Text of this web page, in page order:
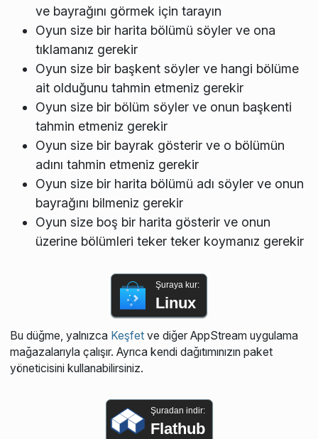
ve bayrağını görmek için tarayın
Oyun size bir harita bölümü söyler ve ona
tıklamanız gerekir
Oyun size bir başkent söyler ve hangi bölüme
ait olduğunu tahmin etmeniz gerekir
Oyun size bir bölüm söyler ve onun başkenti
tahmin etmeniz gerekir
Oyun size bir bayrak gösterir ve o bölümün
adını tahmin etmeniz gerekir
Oyun size bir harita bölümü adı söyler ve onun
bayrağını bilmeniz gerekir
Oyun size boş bir harita gösterir ve onun
üzerine bölümleri teker teker koymanız gerekir
Şuraya kur:
Linux
Bu düğme, yalnızca Keşfetve diğer AppStream uygulama
mağazalarıyla çalışır. Ayrıca kendi dağıtımınızın paket
yöneticisini kullanabilirsiniz.
Şuradan indir:
Flathub